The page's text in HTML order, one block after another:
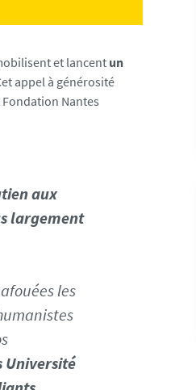
et lancent un
appel à générosité
Nantes
aux
largement
les
Université